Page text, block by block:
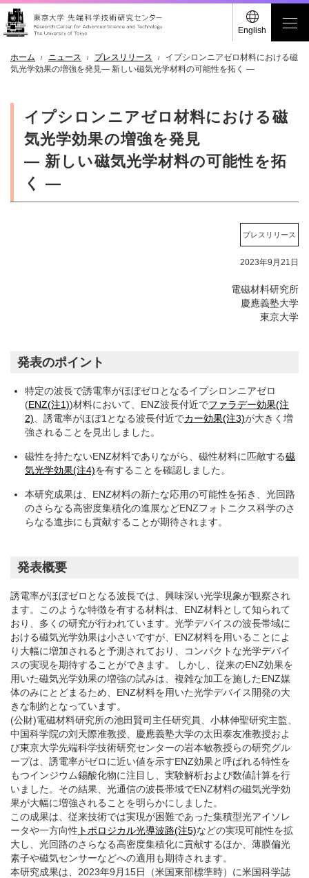
English
ホーム ニュース プレスリリース
イプシロンニアゼロ材料における磁
気光学効果の増強を発見― 新しい磁気光学材料の可能性を拓く ―
イプシロンニアゼロ材料における磁
気光学効果の増強を発見
― 新しい磁気光学材料の可能性を拓
く ―
プレスリリース
2023年9月21日
電磁材料研究所
慶應義塾大学
東京大学
発表のポイント
特定の波長で誘電率がほぼゼロとなるイプシロンニアゼロ
(ENZ(注1))材料において、ENZ波長付近でファラデー効果(注
2) 、誘電率がほぼ1となる波長付近でカー効果(注3)が大きく増
強されることを見出しました。
磁性を持たないENZ材料でありながら、磁性材料に匹敵する磁
気光学効果(注4)を有することを確認しました。
本研究成果は、ENZ材料の新たな応用の可能性を拓き、光回路
のさらなる高密度集積化の進展などENZフォトニクス科学のさ
らなる進歩にも貢献することが期待されます。
発表概要
誘電率がほぼゼロとなる波長では、興味深い光学現象が観察され
ます。このような特徴を有する材料は、ENZ材料として知られて
おり、多くの研究が行われています。光学デバイスの波長帯域に
おける磁気光学効果は小さいですが、ENZ材料を用いることによ
り大幅に増加されると予測されており、コンパクトな光学デバイ
スの実現を期待することができます。 しかし、従来のENZ効果を
用いた磁気光学効果の増強の試みは、複雑な加工を施したENZ媒
体のみにとどまるため、ENZ材料を用いた光学デバイス開発の大
きな制約となっています。
(公財)電磁材料研究所の池田賢司主任研究員、小林伸聖研究主監、
中国科学院の刘天際准教授、慶應義塾大学の太田泰友准教授およ
び東京大学先端科学技術研究センターの岩本敏教授らの研究グル
ープは、誘電率がゼロに近い値を示すENZ効果と呼ばれる特性を
もつインジウム錫酸化物に注目し、実験解析および数値計算を行
いました。その結果、光通信の波長帯域でENZ材料の磁気光学効
果が大幅に増強されることを明らかにしました。
この成果は、従来技術では実現が困難であった集積型光アイソレ
ータや一方向性 トポロジカル光導波路(注5)などの実現可能性を拡
大し、光回路のさらなる高密度集積化に貢献するほか、薄膜偏光
素子や磁気センサーなどへの適用も期待されます。
本研究成果は、2023年9月15日（米国東部標準時）に米国科学誌